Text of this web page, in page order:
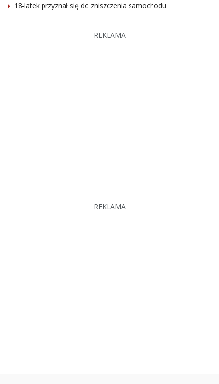
18-latek przyznał się do zniszczenia samochodu
REKLAMA
REKLAMA